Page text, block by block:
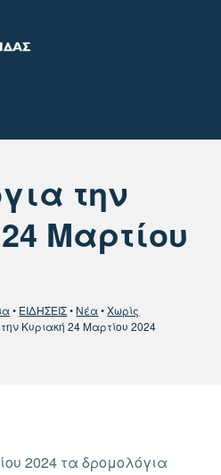
Α. Ε.
την
Μαρτίου
• ΕΙΔΗΣΕΙΣ• Νέα•Χωρίς
Κυριακή 24 Μαρτίου 2024
2024 τα δρομολόγια